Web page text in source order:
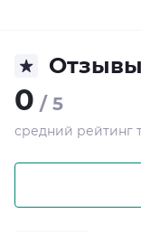
Отзывы
0 / 5
средний рейтинг